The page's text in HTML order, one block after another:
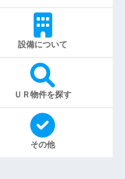
設備について
ＵＲ物件を探す
その他